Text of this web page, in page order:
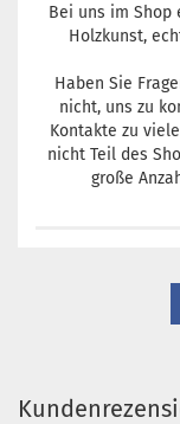
Bei uns im Shop
Holzkunst,
Haben Sie
nicht, uns zu
Kontakte zu
nicht Teil des
große